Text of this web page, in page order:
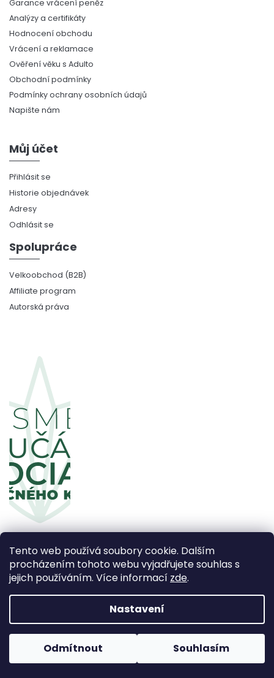
Tento web používá soubory cookie. Dalším
procházením tohoto webu vyjadřujete souhlas s
jejich používáním. Více informací zde.
Nastavení
Odmítnout Souhlasím
Garance vrácení peněz
Analýzy a certifikáty
Hodnocení obchodu
Vrácení a reklamace
Ověření věku s Adulto
Obchodní podmínky
Podmínky ochrany osobních údajů
Napište nám
Můj účet
Přihlásit se
Historie objednávek
Adresy
Odhlásit se
Spolupráce
Velkoobchod (B2B)
Affiliate program
Autorská práva
Vytvořil Shoptet Premium
Používámeověření věku Adulto Grafický návrh vytvořil a